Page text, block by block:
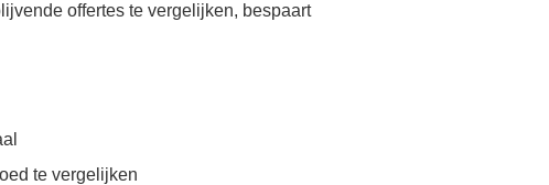
offertes te vergelijken, bespaart
te vergelijken